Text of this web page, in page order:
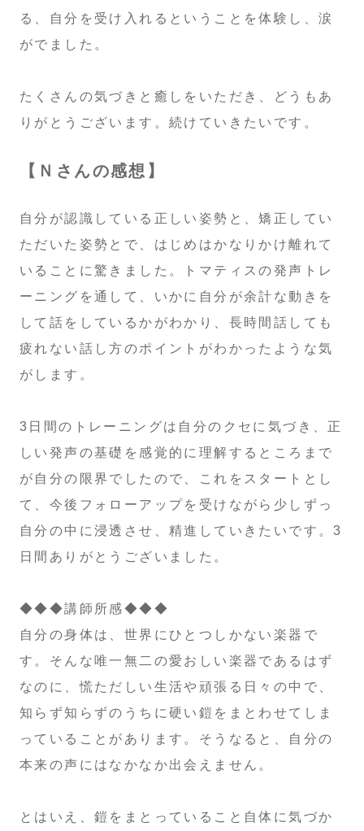
る、自分を受け入れるということを体験し、涙
がでました。
たくさんの気づきと癒しをいただき、どうもあ
りがとうございます。続けていきたいです。
【Ｎさんの感想】
自分が認識している正しい姿勢と、矯正してい
ただいた姿勢とで、はじめはかなりかけ離れて
いることに驚きました。トマティスの発声トレ
ーニングを通して、いかに自分が余計な動きを
して話をしているかがわかり、長時間話しても
疲れない話し方のポイントがわかったような気
がします。
3日間のトレーニングは自分のクセに気づき、正
しい発声の基礎を感覚的に理解するところまで
が自分の限界でしたので、これをスタートとし
て、今後フォローアップを受けながら少しずっ
自分の中に浸透させ、精進していきたいです。3
日間ありがとうございました。
◆◆◆講師所感◆◆◆
自分の身体は、世界にひとつしかない楽器で
す。そんな唯一無二の愛おしい楽器であるはず
なのに、慌ただしい生活や頑張る日々の中で、
知らず知らずのうちに硬い鎧をまとわせてしま
っていることがあります。そうなると、自分の
本来の声にはなかなか出会えません。
とはいえ、鎧をまとっていること自体に気づか